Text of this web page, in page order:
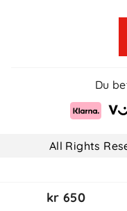
Du
All Rights
kr 650